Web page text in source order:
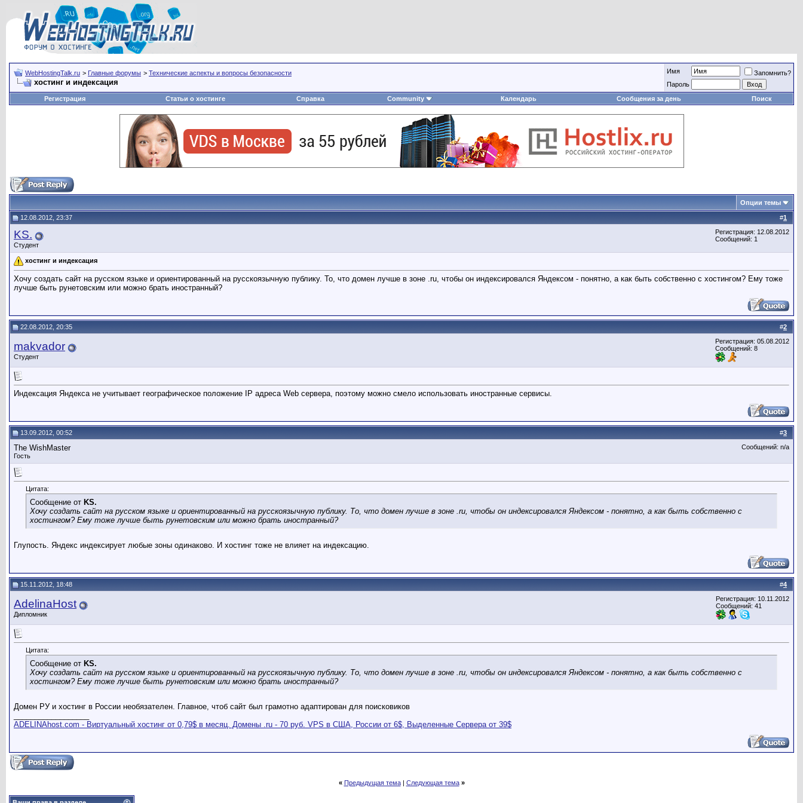
WebHostingTalk.ru > Главные форумы > Технические аспекты и вопросы безопасности
хостинг и индексация
Имя
Запомнить?
Пароль
Регистрация
Статьи о хостинге Справка Community Календарь Сообщения за день Поиск
Опции темы
#1
12.08.2012, 23:37
KS.
Студент
Регистрация: 12.08.2012
Сообщений: 1
хостинг и индексация
Хочу создать сайт на русском языке и ориентированный на русскоязычную публику. То, что домен лучше в зоне .ru, чтобы он индексировался Яндексом - понятно, а как быть собственно с хостингом? Ему тоже
лучше быть рунетовским или можно брать иностранный?
#2
22.08.2012, 20:35
makvador
Студент
Регистрация: 05.08.2012
Сообщений: 8
Индексация Яндекса не учитывает географическое положение IP адреса Web сервера, поэтому можно смело использовать иностранные сервисы.
#3
13.09.2012, 00:52
The WishMaster
Гость
Сообщений: n/a
Цитата:
Сообщение от KS.
Хочу создать сайт на русском языке и ориентированный на русскоязычную публику. То, что домен лучше в зоне .ru, чтобы он индексировался Яндексом - понятно, а как быть собственно с
хостингом? Ему тоже лучше быть рунетовским или можно брать иностранный?
Глупость. Яндекс индексирует любые зоны одинаково. И хостинг тоже не влияет на индексацию.
#4
15.11.2012, 18:48
AdelinaHost
Дипломник
Регистрация: 10.11.2012
Сообщений: 41
Цитата:
Сообщение от KS.
Хочу создать сайт на русском языке и ориентированный на русскоязычную публику. То, что домен лучше в зоне .ru, чтобы он индексировался Яндексом - понятно, а как быть собственно с
хостингом? Ему тоже лучше быть рунетовским или можно брать иностранный?
Домен РУ и хостинг в России необязателен. Главное, чтоб сайт был грамотно адаптирован для поисковиков
ADELINAhost.com - Виртуальный хостинг от 0,79$ в месяц. Домены .ru - 70 руб. VPS в США, России от 6$, Выделенные Сервера от 39$
« Предыдущая тема| Следующая тема »